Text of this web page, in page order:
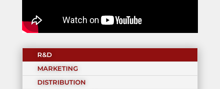
R&D
MARKETING
DISTRIBUTION